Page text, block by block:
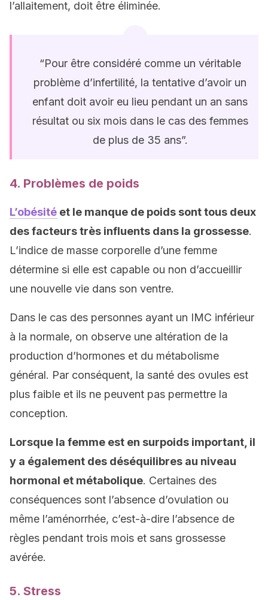
l’allaitement, doit être éliminée.
“Pour être considéré comme un véritable
problème d’infertilité, la tentative d’avoir un
enfant doit avoir eu lieu pendant un an sans
résultat ou six mois dans le cas des femmes
de plus de 35 ans”.
4. Problèmes de poids
L’obésité et le manque de poids sont tous deux
des facteurs très influents dans la grossesse.
L’indice de masse corporelle d’une femme
détermine si elle est capable ou non d’accueillir
une nouvelle vie dans son ventre.
Dans le cas des personnes ayant un IMC inférieur
à la normale, on observe une altération de la
production d’hormones et du métabolisme
général. Par conséquent, la santé des ovules est
plus faible et ils ne peuvent pas permettre la
conception.
Lorsque la femme est en surpoids important, il
y a également des déséquilibres au niveau
hormonal et métabolique. Certaines des
conséquences sont l’absence d’ovulation ou
même l’aménorrhée, c’est-à-dire l’absence de
règles pendant trois mois et sans grossesse
avérée.
5. Stress